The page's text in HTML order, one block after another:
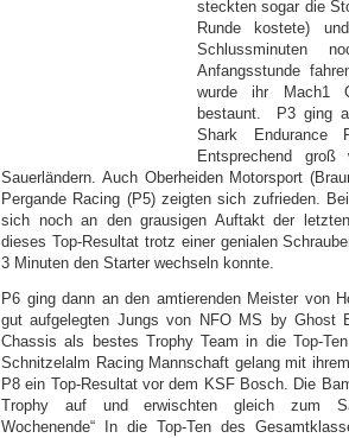
steckten sogar die
Runde kostete)
Schlussminuten
Anfangsstunde
wurde ihr Mach1
bestaunt. P3 ging
Shark Endurance
Entsprechend
Sauerländern. Auch Oberheiden Motorsport
Pergande Racing (P5) zeigten sich zufrieden.
sich noch an den grausigen Auftakt der
dieses Top-Resultat trotz einer genialen
3 Minuten den Starter wechseln konnte.
P6 ging dann an den amtierenden Meister von
gut aufgelegten Jungs von NFO MS by Ghost
Chassis als bestes Trophy Team in die Top-
Schnitzelalm Racing Mannschaft gelang mit
P8 ein Top-Resultat vor dem KSF Bosch. Die
Trophy auf und erwischten gleich zum
Wochenende“ In die Top-Ten des